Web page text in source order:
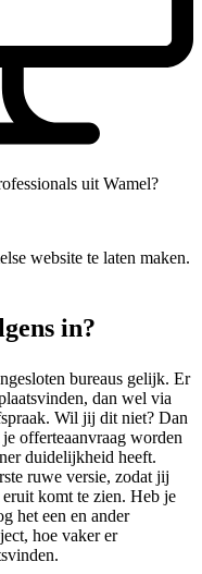
uit Wamel?
website te laten maken.
in?
bureaus gelijk. Er
dan wel via
Wil jij dit niet? Dan
offerteaanvraag worden
duidelijkheid heeft.
ruwe versie, zodat jij
komt te zien. Heb je
het een en ander
hoe vaker er